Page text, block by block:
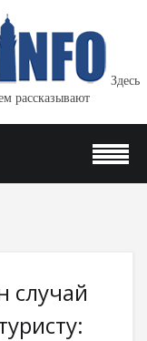
Здесь
рассказывают
случай